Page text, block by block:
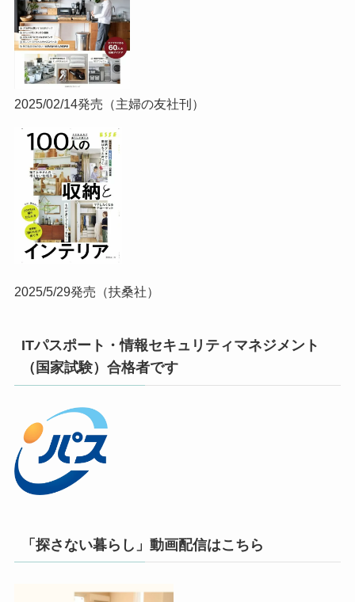
2025/02/14発売（主婦の友社刊）
2025/5/29発売（扶桑社）
ITパスポート・情報セキュリティマネジメント
（国家試験）合格者です
「探さない暮らし」動画配信はこちら